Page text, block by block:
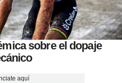
sobre el dopaje
aquí